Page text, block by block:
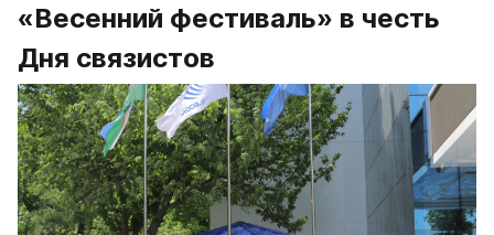
«Весенний фестиваль» в честь
Дня связистов